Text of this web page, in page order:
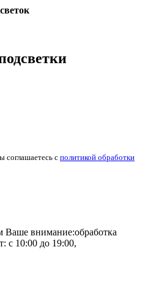
с политикой обработки
Ваше внимание:обработка
с 10:00 до 19:00,